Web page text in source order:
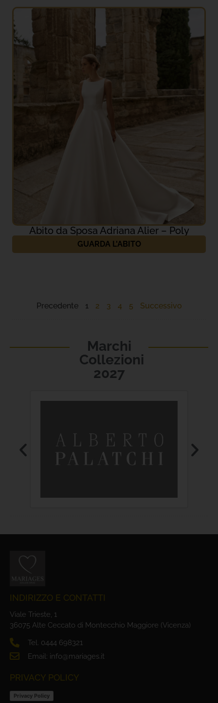
Abito da Sposa Adriana Alier – Poly
GUARDA L'ABITO
Precedente 1 2 3 4 5 Successivo
Marchi
Collezioni
2027
INDIRIZZO E CONTATTI
Viale Trieste, 1
36075 Alte Ceccato di Montecchio Maggiore (Vicenza)
Tel. 0444 698321
Email: info@mariages.it
PRIVACY POLICY
Privacy Policy